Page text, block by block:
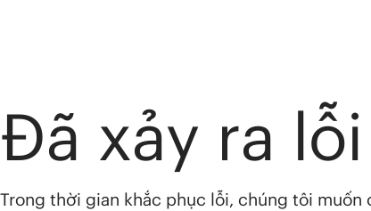
Đã xảy ra lỗi
Trong thời gian khắc phục lỗi, chúng tôi muốn